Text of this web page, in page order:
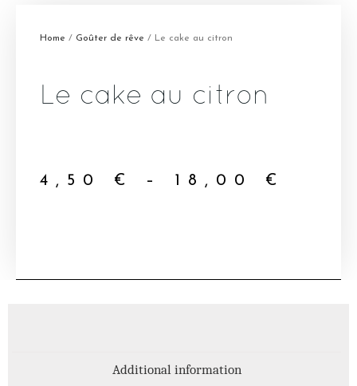
Home / Goûter de rêve / Le cake au citron
Le cake au citron
4,50 € – 18,00 €
Additional information